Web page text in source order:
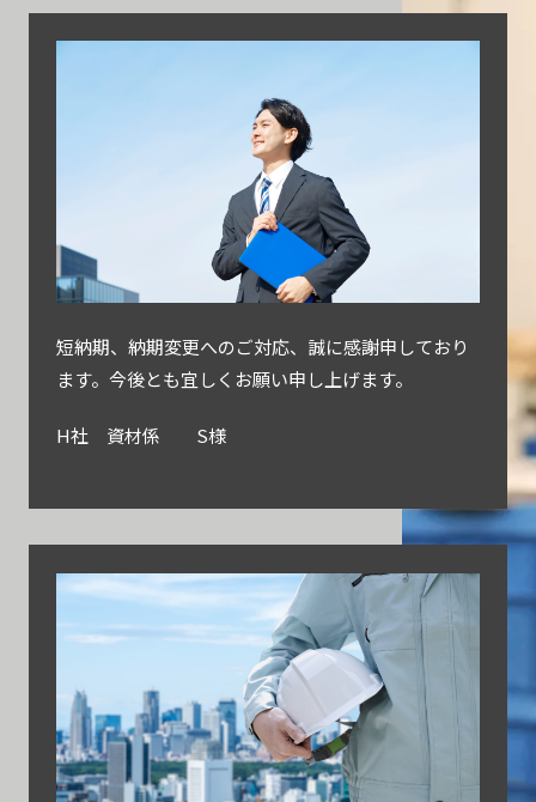
短納期、納期変更へのご対応、誠に感謝申しており
ます。今後とも宜しくお願い申し上げます。
H社 資材係 S様